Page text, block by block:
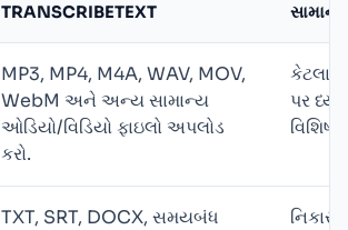
TRANSCRIBETEXT સામાન્ય
MP3, MP4, M4A, WAV, MOV,
WebM અને અન્ય સામાન્ય
ઓડિયો/વિડિયો ફાઇલો અપલોડ
કરો.
કેટલાક
પર
TXT, SRT, DOCX, સમયબંધ
નિકાસ